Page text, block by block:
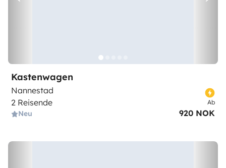
Kastenwagen
Nannestad
2 Reisende
Neu
Ab
920 NOK